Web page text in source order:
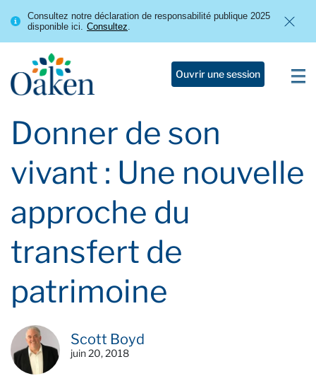
Consultez notre déclaration de responsabilité publique 2025
disponible ici. Consultez.
Ouvrir une session
Donner de son
vivant : Une nouvelle
approche du
transfert de
patrimoine
Scott Boyd
juin 20, 2018